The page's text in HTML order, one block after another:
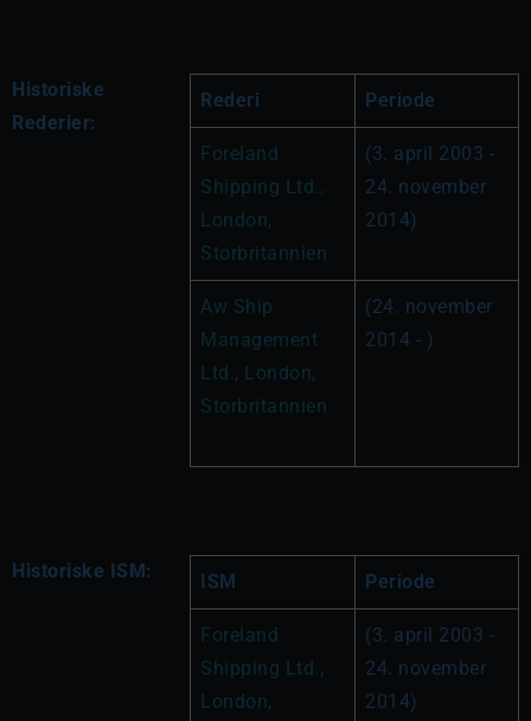
Historiske
Rederier:
Rederi Periode
Foreland
Shipping Ltd.,
London,
Storbritannien
(3. april 2003 -
24. november
2014)
Aw Ship
Management
Ltd., London,
Storbritannien
(24. november
2014 - )
Historiske ISM: ISM Periode
Foreland
Shipping Ltd.,
London,
(3. april 2003 -
24. november
2014)